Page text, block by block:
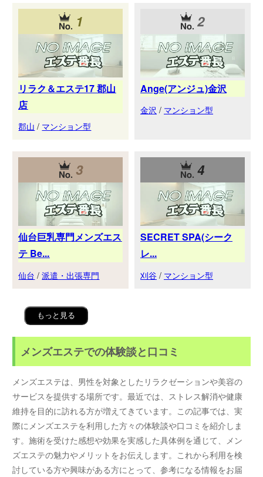
1
リラク＆エステ17 郡山
店
郡山 / マンション型
2
Ange(アンジュ)金沢
金沢 / マンション型
3
仙台巨乳専門メンズエス
テ Be...
仙台 /派遣・出張専門
4
SECRET SPA(シーク
レ...
刈谷 / マンション型
もっと見る
メンズエステでの体験談と口コミ
メンズエステは、男性を対象としたリラクゼーションや美容の
サービスを提供する場所です。最近では、ストレス解消や健康
維持を目的に訪れる方が増えてきています。この記事では、実
際にメンズエステを利用した方々の体験談や口コミを紹介しま
す。施術を受けた感想や効果を実感した具体例を通じて、メン
ズエステの魅力やメリットをお伝えします。これから利用を検
討している方や興味がある方にとって、参考になる情報をお届